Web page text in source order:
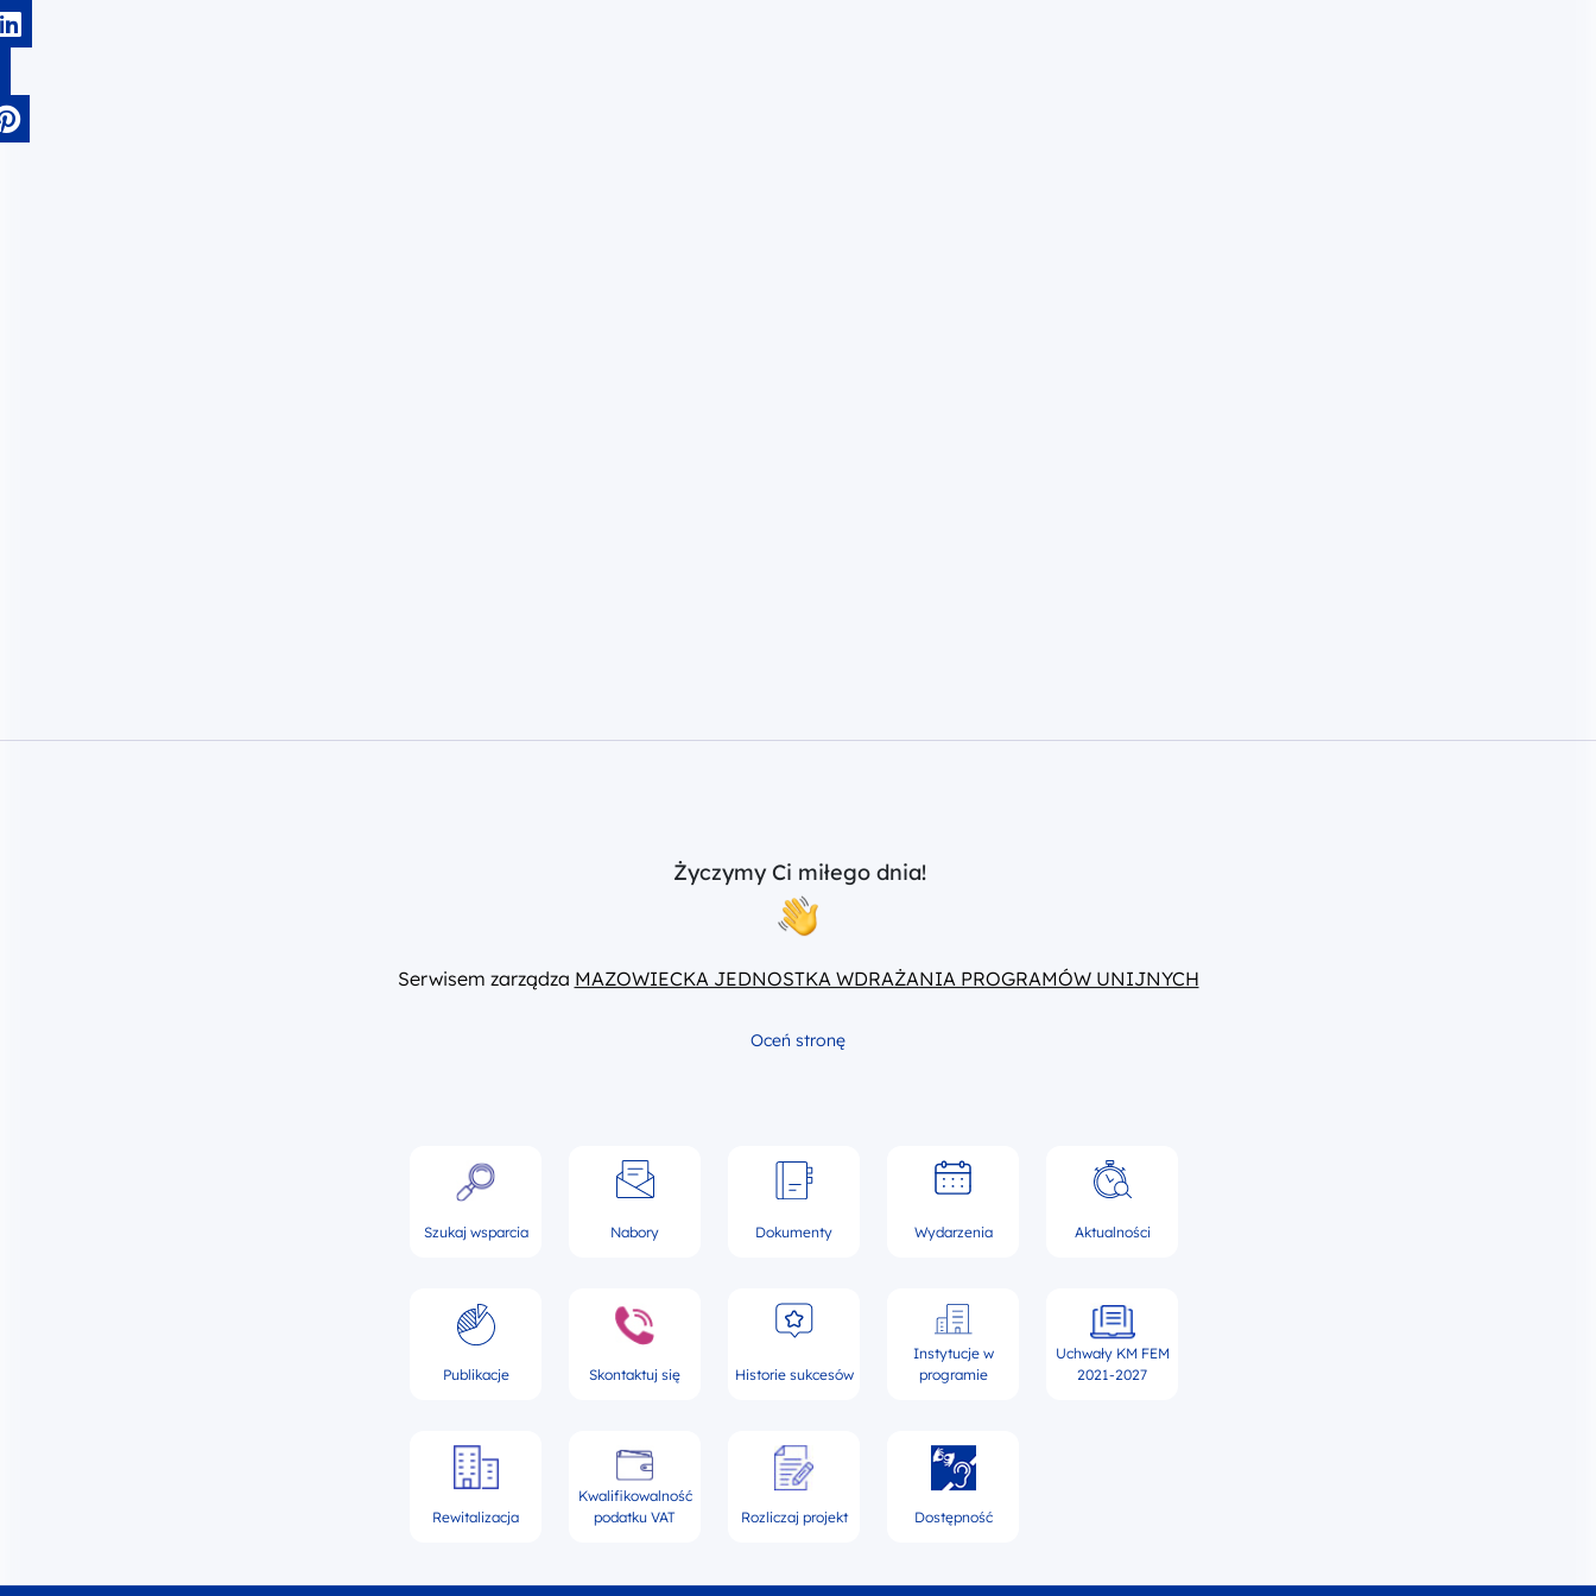
Życzymy Ci miłego dnia!
Serwisem zarządza MAZOWIECKA JEDNOSTKA WDRAŻANIA PROGRAMÓW UNIJNYCH
Oceń stronę
Szukaj wsparcia Nabory Dokumenty Wydarzenia Aktualności
Publikacje Skontaktuj się Historie sukcesów
Instytucje w
programie
Uchwały KM FEM
2021-2027
Rewitalizacja
Kwalifikowalność
podatku VAT
Rozliczaj projekt Dostępność